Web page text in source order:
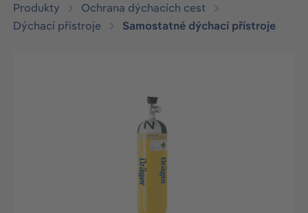
Produkty
Ochrana dýchacích cest
Dýchací přístroje
Samostatné dýchací přístroje